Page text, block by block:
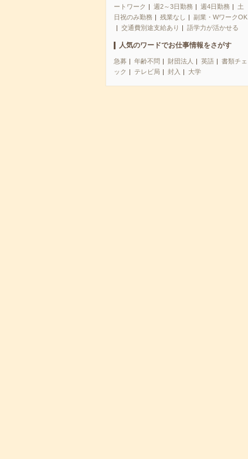
ートワーク
週2～3日勤務 週4日勤務
土
日祝のみ勤務
残業なし
副業・WワークOK
交通費別途支給あり
語学力が活かせる
人気のワードでお仕事情報をさがす
急募 年齢不問 財団法人 英語
書類チェ
ック
テレビ局 封入 大学